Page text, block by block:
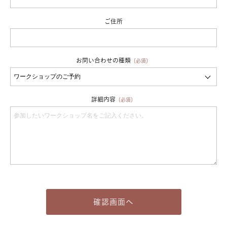
ご住所
お問い合わせの種類 （必須）
詳細内容 （必須）